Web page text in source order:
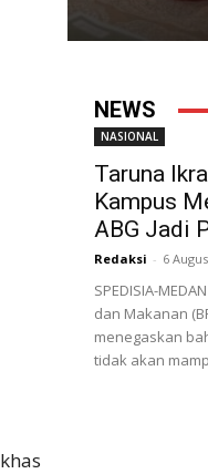
NEWS
NASIONAL
Taruna
Kampus
ABG Jadi
Redaksi - 6
SPEDISIA-
dan Makanan
menegaskan
tidak akan